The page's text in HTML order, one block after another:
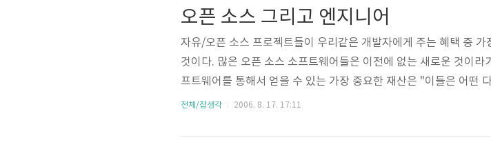
오픈 소스 그리고 엔지니어
자유/오픈 소스 프로젝트들이 우리같은 개발자에게 주는 혜택 중
것이다. 많은 오픈 소스 소프트웨어들은 이전에 없는 새로운 것이
프트웨어를 통해서 얻을 수 있는 가장 중요한 재산은 "이들은 어떤
새로운 것들도 있다. 하지만, 그 내부에서 사용한 코드 조각들은 어
전체/잡생각 2006. 8. 17. 17:11